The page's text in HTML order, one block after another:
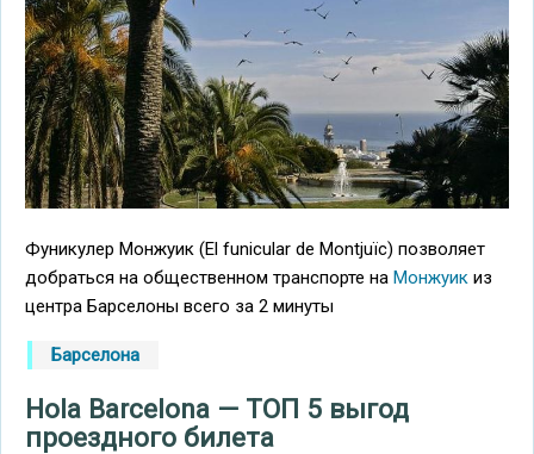
Фуникулер Монжуик (El funicular de Montjuïc) позволяет
добраться на общественном транспорте на Монжуик из
центра Барселоны всего за 2 минуты
Барселона
Hola Barcelona — ТОП 5 выгод
проездного билета